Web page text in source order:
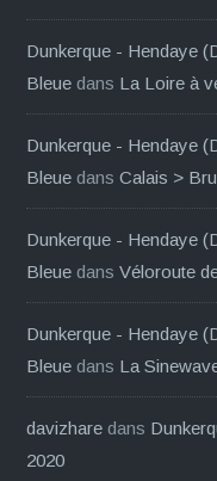
Dunkerque - Hendaye
Bleue dans La Loire à
Dunkerque - Hendaye
Bleue dansCalais >
Dunkerque - Hendaye
Bleue dansVéloroute
Dunkerque - Hendaye
Bleue dans La
davizhare dans
2020